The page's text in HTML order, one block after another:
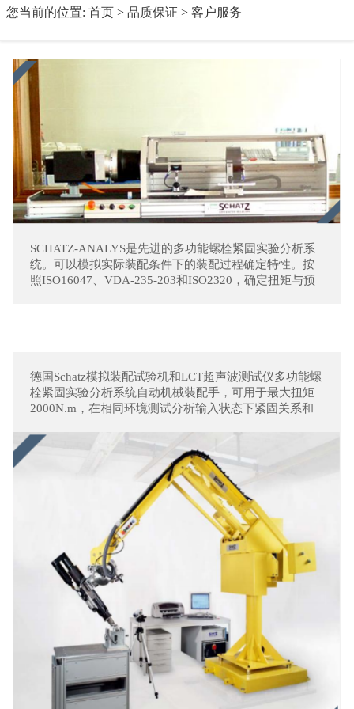
您当前的位置: 首页> 品质保证 > 客户服务
SCHATZ-ANALYS是先进的多功能螺栓紧固实验分析系
统。可以模拟实际装配条件下的装配过程确定特性。按
照ISO16047、VDA-235-203和ISO2320，确定扭矩与预
德国Schatz模拟装配试验机和LCT超声波测试仪多功能螺
栓紧固实验分析系统自动机械装配手，可用于最大扭矩
2000N.m，在相同环境测试分析输入状态下紧固关系和
数据。